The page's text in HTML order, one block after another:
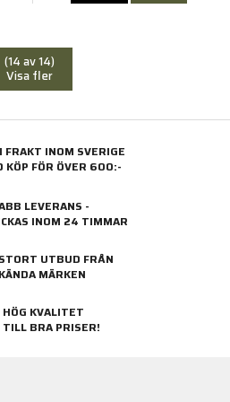
(14 av 14)
Visa fler
FRAKT INOM SVERIGE
KÖP FÖR ÖVER 600:-
LEVERANS -
INOM 24 TIMMAR
STORT UTBUD FRÅN
KÄNDA MÄRKEN
HÖG KVALITET
TILL BRA PRISER!